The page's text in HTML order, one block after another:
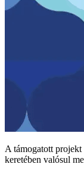
A támogatott
keretében valósul